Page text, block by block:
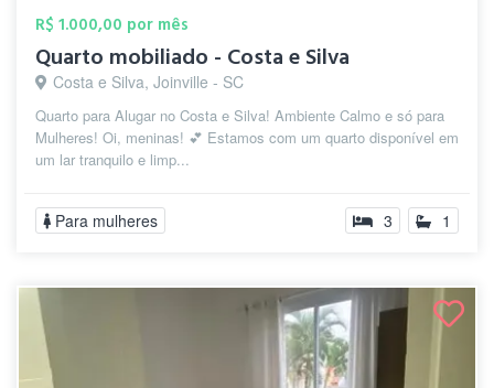
R$ 1.000,00 por mês
Quarto mobiliado - Costa e Silva
Costa e Silva, Joinville - SC
Quarto para Alugar no Costa e Silva! Ambiente Calmo e só para
Mulheres! Oi, meninas! 💕 Estamos com um quarto disponível em
um lar tranquilo e limp...
Para mulheres 3 1